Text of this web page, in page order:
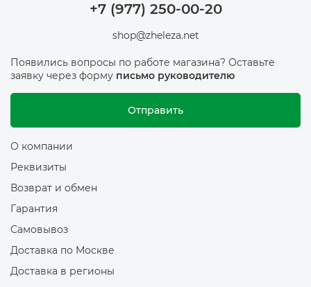
+7 (977) 250-00-20
shop@zheleza.net
Появились вопросы по работе магазина? Оставьте
заявку через форму письмо руководителю
Отправить
О компании
Реквизиты
Возврат и обмен
Гарантия
Самовывоз
Доставка по Москве
Доставка в регионы